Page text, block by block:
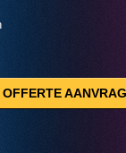
OFFERTE